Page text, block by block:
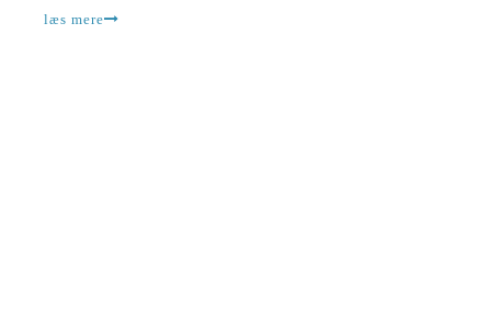
over, at forurenende stoffet findes i nogle tilfælde,
læs mere